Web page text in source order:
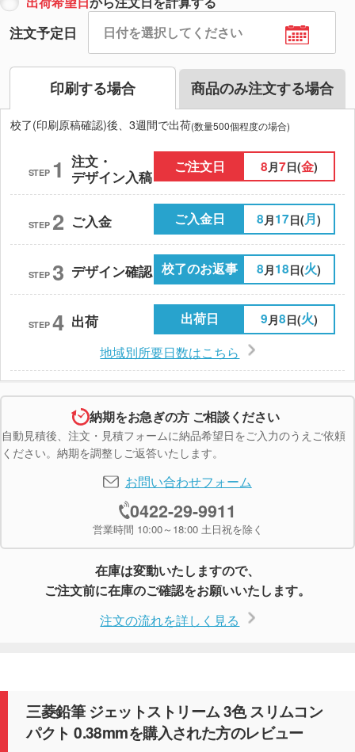
注文予定日
印刷する場合 商品のみ注文する場合
校了(印刷原稿確認)後、3週間で出荷(数量500個程度の場合)
STEP 1 注文・
デザイン入稿
ご注文日 8月7日(金)
STEP 2 ご入金 ご入金日 8 月17日(月)
STEP 3 デザイン確認 校了のお返事 8 月18日(火)
STEP 4 出荷 出荷日 9 月8日(火)
地域別所要日数はこちら
納期をお急ぎの方 ご相談ください
自動見積後、注文・見積フォームに納品希望日をご入力のうえご依頼
ください。納期を調整しご返答いたします。
お問い合わせフォーム
0422-29-9911
営業時間 10:00～18:00 土日祝を除く
在庫は変動いたしますので、
ご注文前に在庫のご確認をお願いいたします。
注文の流れを詳しく見る
三菱鉛筆 ジェットストリーム 3色 スリムコン
パクト 0.38mmを購入された方のレビュー